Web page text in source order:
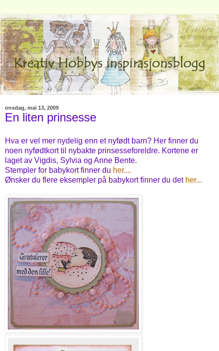
onsdag, mai 13, 2009
En liten prinsesse
Hva er vel mer nydelig enn et nyfødt barn? Her finner du
noen nyfødtkort til nybakte prinsesseforeldre. Kortene er
laget av Vigdis, Sylvia og Anne Bente.
Stempler for babykort finner du her....
Ønsker du flere eksempler på babykort finner du det her...